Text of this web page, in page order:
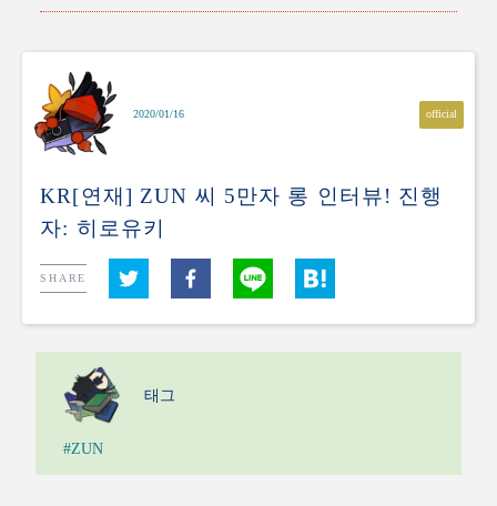
2020/01/16 official
KR[연재] ZUN 씨 5만자 롱 인터뷰! 진행
자: 히로유키
SHARE
태그
#ZUN